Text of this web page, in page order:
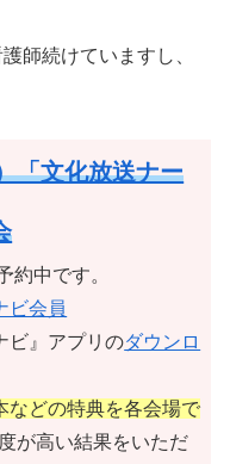
師続けていますし、
「文化放送ナー
約中です。
ビ会員
ビ』アプリのダウンロ
などの特典を各会場で
が高い結果をいただ